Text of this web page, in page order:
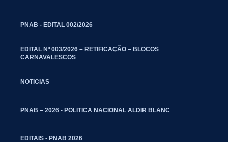
PNAB - EDITAL 002/2026
EDITAL Nº 003/2026 – RETIFICAÇÃO – BLOCOS
CARNAVALESCOS
NOTICIAS
PNAB – 2026 - POLITICA NACIONAL ALDIR BLANC
EDITAIS - PNAB 2026